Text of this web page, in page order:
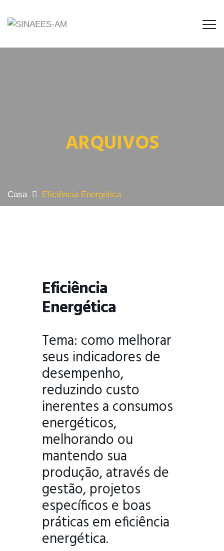
ARQUIVOS
Casa Eficiência Energética
Eficiência
Energética
Tema: como melhorar
seus indicadores de
desempenho,
reduzindo custo
inerentes a consumos
energéticos,
melhorando ou
mantendo sua
produção, através de
gestão, projetos
específicos e boas
práticas em eficiência
energética.